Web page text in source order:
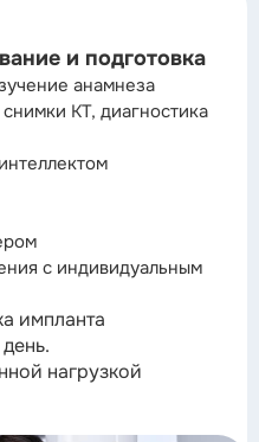
и подготовка
анамнеза
КТ, диагностика
с индивидуальным
импланта
нагрузкой